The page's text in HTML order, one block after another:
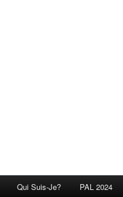
Qui Suis-Je? PAL 2024